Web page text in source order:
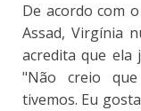
De acordo com
Assad, Virgínia
acredita que ela
"Não creio
tivemos. Eu